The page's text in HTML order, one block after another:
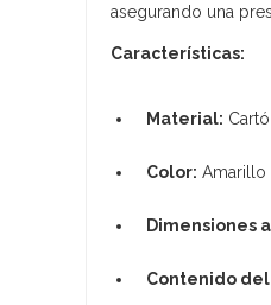
asegurando una
Características:
Material:
Color: Amarillo
Dimensiones
Contenido